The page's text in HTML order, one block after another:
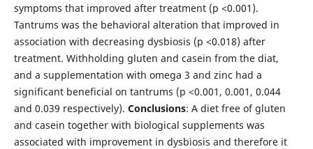
symptoms that improved after treatment (p <0.001).
Tantrums was the behavioral alteration that improved in
association with decreasing dysbiosis (p <0.018) after
treatment. Withholding gluten and casein from the diat,
and a supplementation with omega 3 and zinc had a
significant beneficial on tantrums (p <0.001, 0.001, 0.044
and 0.039 respectively). Conclusions: A diet free of gluten
and casein together with biological supplements was
associated with improvement in dysbiosis and therefore it